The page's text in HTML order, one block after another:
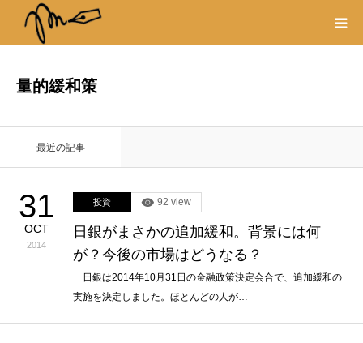
量的緩和策
最近の記事
31
OCT
2014
投資 92 view
日銀がまさかの追加緩和。背景には何
が？今後の市場はどうなる？
日銀は2014年10月31日の金融政策決定会合で、追加緩和の
実施を決定しました。ほとんどの人が…
取材や出演の依頼